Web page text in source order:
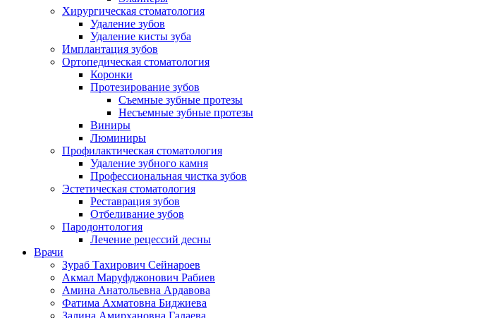
Хирургическая стоматология
Удаление зубов
Удаление кисты зуба
Имплантация зубов
Ортопедическая стоматология
Коронки
Протезирование зубов
Съемные зубные протезы
Несъемные зубные протезы
Виниры
Люминиры
Профилактическая стоматология
Удаление зубного камня
Профессиональная чистка зубов
Эстетическая стоматология
Реставрация зубов
Отбеливание зубов
Пародонтология
Лечение рецессий десны
Врачи
Зураб Тахирович Сейнароев
Акмал Маруфджонович Рабиев
Амина Анатольевна Ардавова
Фатима Ахматовна Биджиева
Залина Амирхановна Галаева